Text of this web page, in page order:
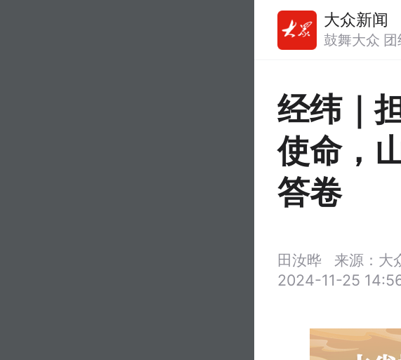
大众新闻
鼓舞大众
经纬｜
使命，
答卷
田汝晔
来源：大
2024-11-25